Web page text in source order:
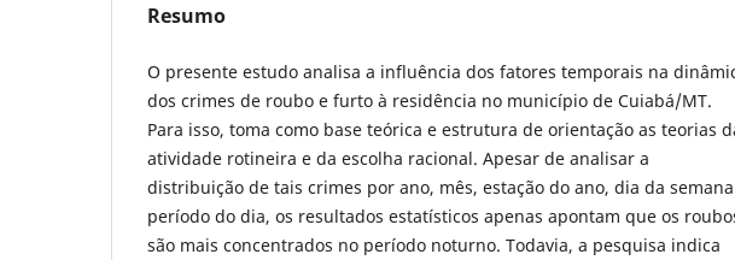
Resumo
O presente estudo analisa a influência dos fatores temporais na
dos crimes de roubo e furto à residência no município de Cuiabá/MT.
Para isso, toma como base teórica e estrutura de orientação as teorias
atividade rotineira e da escolha racional. Apesar de analisar a
distribuição de tais crimes por ano, mês, estação do ano, dia da
período do dia, os resultados estatísticos apenas apontam que os
são mais concentrados no período noturno. Todavia, a pesquisa indica